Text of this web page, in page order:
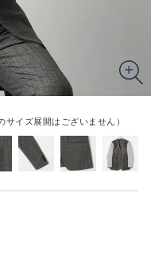
イズ展開はございません）